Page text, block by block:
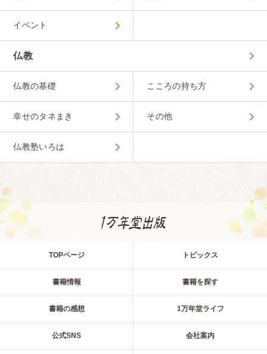
イベント
仏教
仏教の基礎 こころの持ち方
幸せのタネまき その他
仏教塾いろは
TOPページ トピックス
書籍情報 書籍を探す
書籍の感想 1万年堂ライフ
公式SNS 会社案内